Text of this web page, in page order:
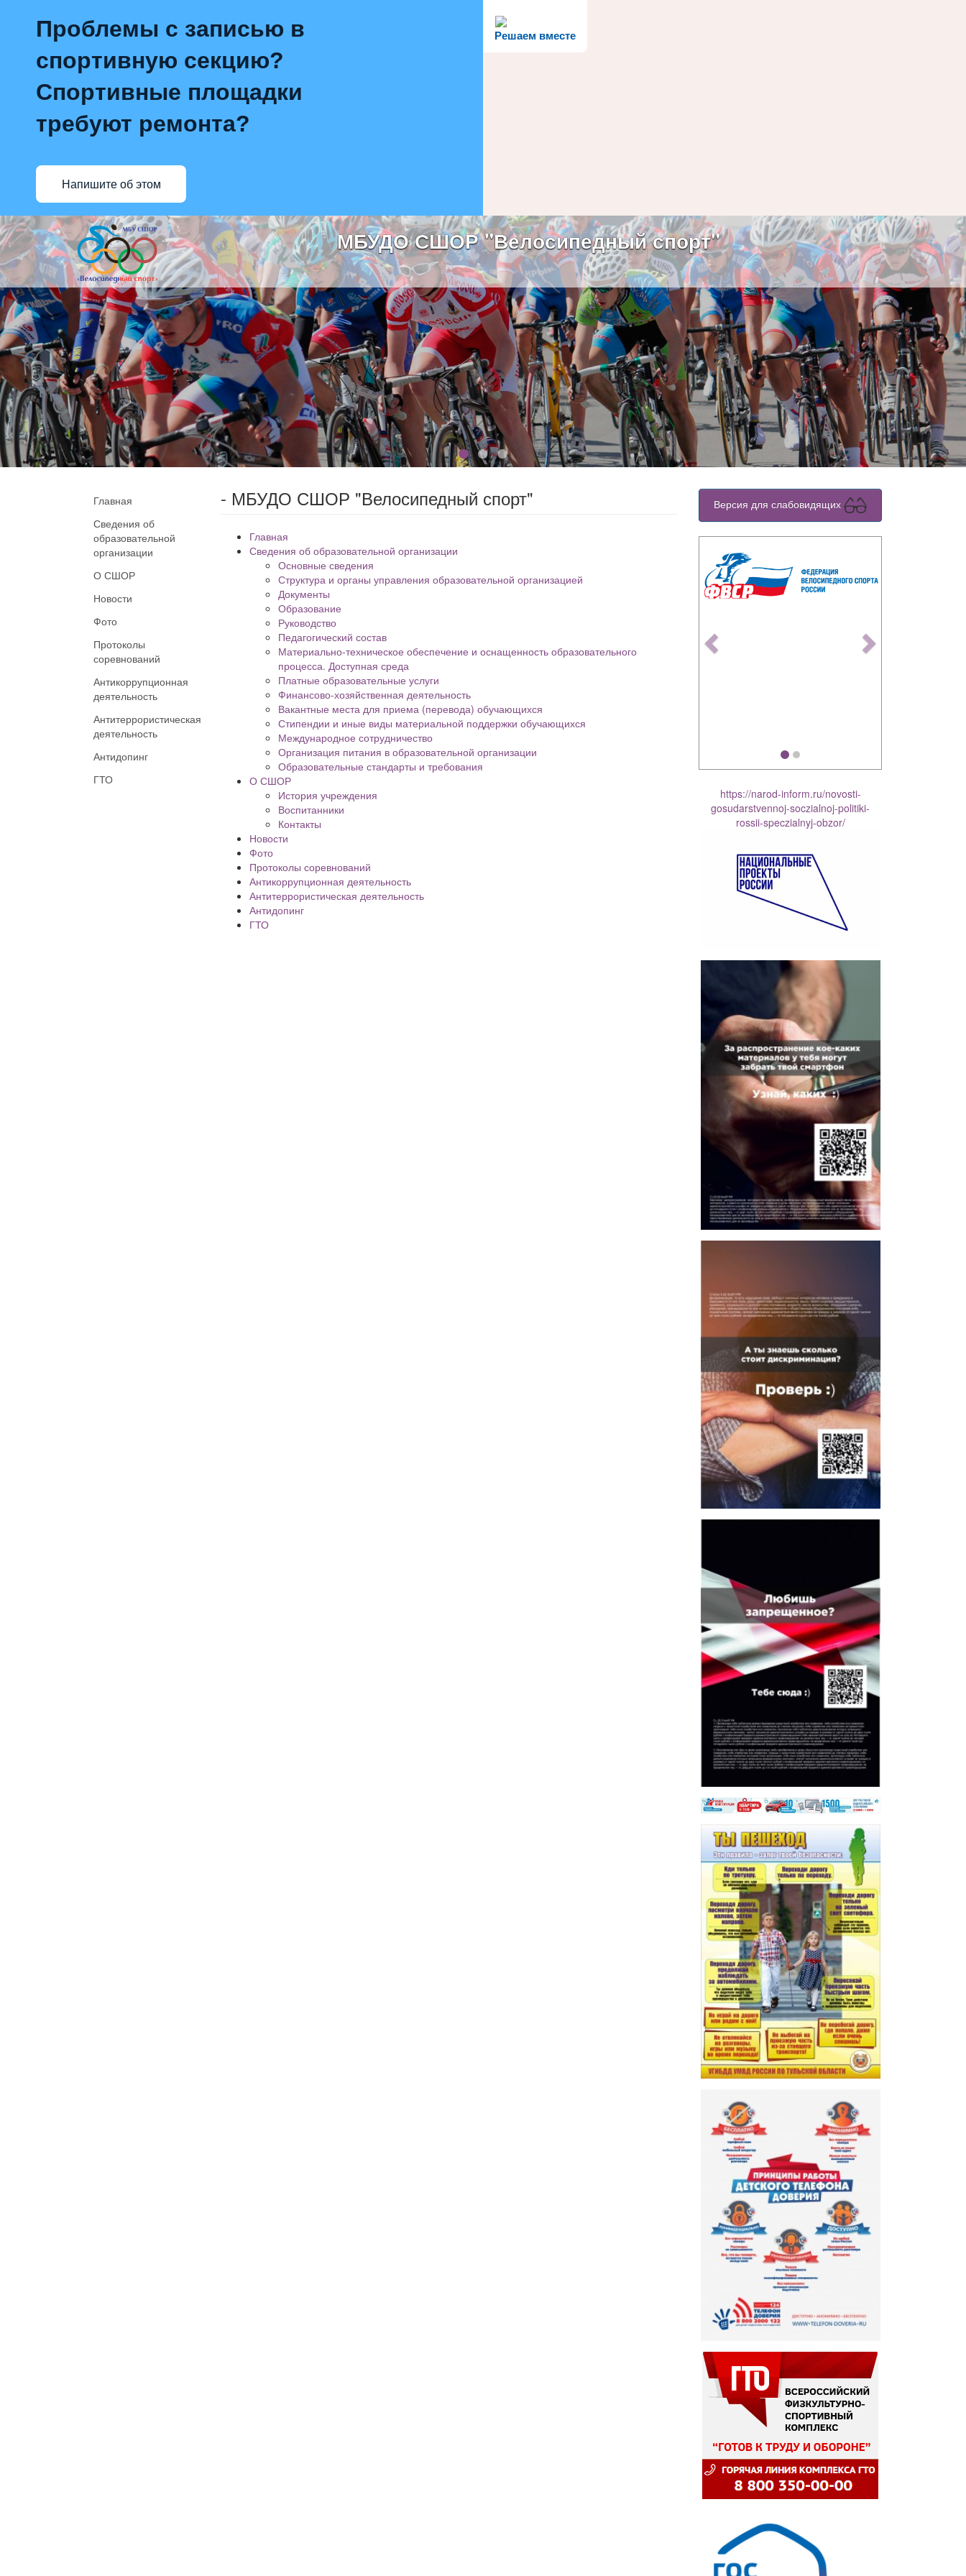
Решаем вместе
Проблемы с записью в
спортивную секцию?
Спортивные площадки
требуют ремонта?
Напишите об этом
МБУДО СШОР "Велосипедный спорт"
Главная
Сведения об
образовательной
организации
О СШОР
Новости
Фото
Протоколы
соревнований
Антикоррупционная
деятельность
Антитеррористическая
деятельность
Антидопинг
ГТО
- МБУДО СШОР "Велосипедный спорт"
Главная
Сведения об образовательной организации
Основные сведения
Структура и органы управления образовательной организацией
Документы
Образование
Руководство
Педагогический состав
Материально-техническое обеспечение и оснащенность образовательного
процесса. Доступная среда
Платные образовательные услуги
Финансово-хозяйственная деятельность
Вакантные места для приема (перевода) обучающихся
Стипендии и иные виды материальной поддержки обучающихся
Международное сотрудничество
Организация питания в образовательной организации
Образовательные стандарты и требования
О СШОР
История учреждения
Воспитанники
Контакты
Новости
Фото
Протоколы соревнований
Антикоррупционная деятельность
Антитеррористическая деятельность
Антидопинг
ГТО
Версия для слабовидящих
Previous
https://narod-inform.ru/novosti-
gosudarstvennoj-soczialnoj-politiki-
rossii-speczialnyj-obzor/